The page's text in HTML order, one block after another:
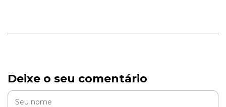
Deixe o seu comentário